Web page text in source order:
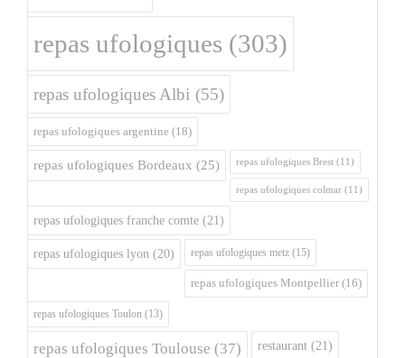
repas ufologiques (303)
repas ufologiques Albi (55)
repas ufologiques argentine (18)
repas ufologiques Bordeaux (25) repas ufologiques Brest (11)
repas ufologiques colmar (11)
repas ufologiques franche comte (21)
repas ufologiques lyon (20) repas ufologiques metz (15)
repas ufologiques Montpellier (16)
repas ufologiques Toulon (13)
repas ufologiques Toulouse (37) restaurant (21)